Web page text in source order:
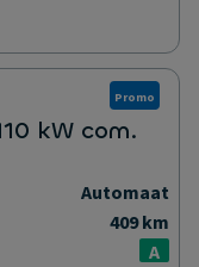
Promo
kW com.
Automaat
409 km
A